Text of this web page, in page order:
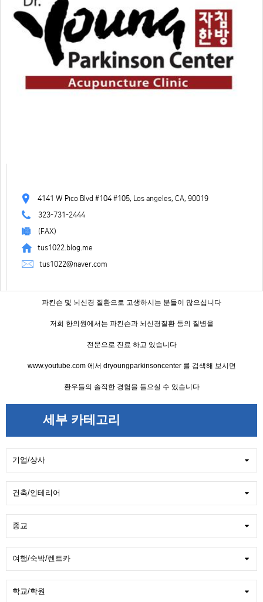
4141 W Pico Blvd #104 #105, Los angeles, CA, 90019
323-731-2444
(FAX)
tus1022.blog.me
tus1022@naver.com
파킨슨 및 뇌신경 질환으로 고생하시는 분들이 많으십니다
저희 한의원에서는 파킨슨과 뇌신경질환 등의 질병을
전문으로 진료 하고 있습니다
www.youtube.com 에서 dryoungparkinsoncenter 를 검색해 보시면
환우들의 솔직한 경험을 들으실 수 있습니다
세부 카테고리